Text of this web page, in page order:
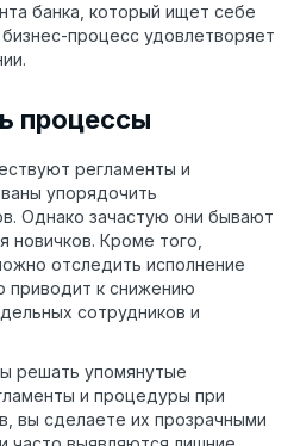
банка, который ищет себе
процесс удовлетворяет
процессы
регламенты и
упорядочить
Однако зачастую они бывают
новичков. Кроме того,
отследить исполнение
приводит к снижению
сотрудников и
решать упомянутые
и процедуры при
вы сделаете их прозрачными